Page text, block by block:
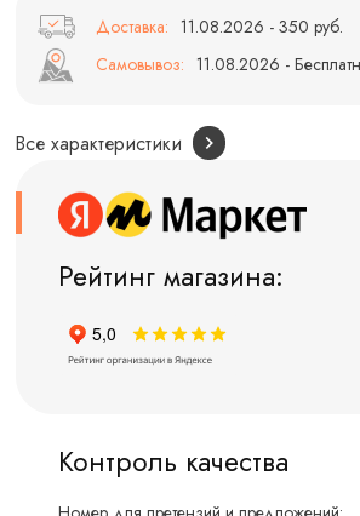
Доставка: 11.08.2026 - 350 руб.
Самовывоз: 11.08.2026 -
Все характеристики
Рейтинг магазина:
Контроль качества